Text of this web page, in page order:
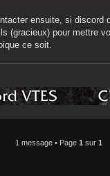
ensuite, si discord
(gracieux) pour mettre
ce soit.
1 message • Page 1 sur 1